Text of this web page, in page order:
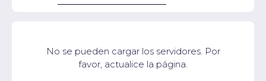
No se pueden cargar los servidores. Por
favor, actualice la página.